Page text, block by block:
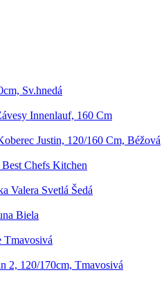
Sv.hnedá
Innenlauf, 160 Cm
Justin, 120/160 Cm, Béžová
Chefs Kitchen
Valera Svetlá Šedá
Biela
Tmavosivá
2, 120/170cm, Tmavosivá